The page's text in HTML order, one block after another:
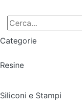
Categorie
Resine
Siliconi e Stampi